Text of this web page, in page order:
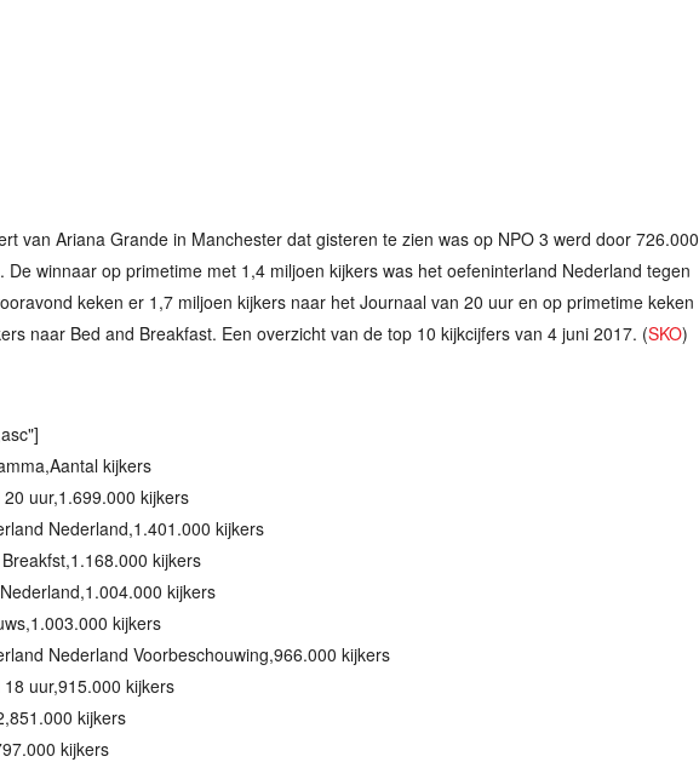
van Ariana Grande in Manchester dat gisteren te zien was op NPO 3 werd door 726.000
De winnaar op primetime met 1,4 miljoen kijkers was het oefeninterland Nederland tegen
keken er 1,7 miljoen kijkers naar het Journaal van 20 uur en op primetime keken
naar Bed and Breakfast. Een overzicht van de top 10 kijkcijfers van 4 juni 2017. (SKO)
kijkers
uur,1.699.000 kijkers
Nederland,1.401.000 kijkers
kijkers
kijkers
kijkers
Nederland Voorbeschouwing,966.000 kijkers
uur,915.000 kijkers
kijkers
kijkers